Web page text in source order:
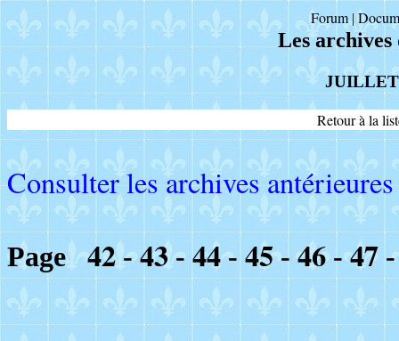
Forum|
Les
JUILLET
Retour à la
Consulter les archives
Page42-43- 44- 45-46-47